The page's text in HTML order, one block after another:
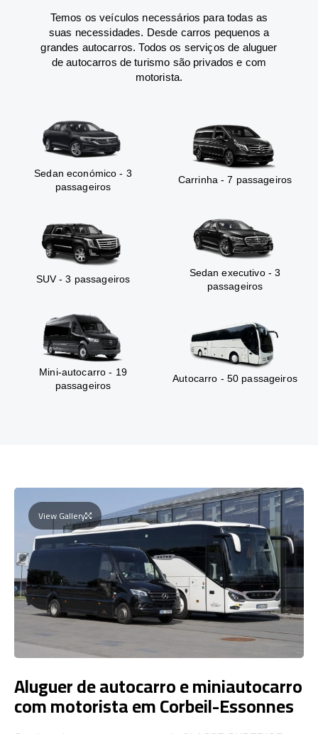
Temos os veículos necessários para todas as
suas necessidades. Desde carros pequenos a
grandes autocarros. Todos os serviços de aluguer
de autocarros de turismo são privados e com
motorista.
Sedan económico - 3
passageiros
Carrinha - 7 passageiros
SUV - 3 passageiros
Sedan executivo - 3
passageiros
Mini-autocarro - 19
passageiros
Autocarro - 50 passageiros
View Gallery
Aluguer de autocarro e miniautocarro
com motorista em Corbeil-Essonnes